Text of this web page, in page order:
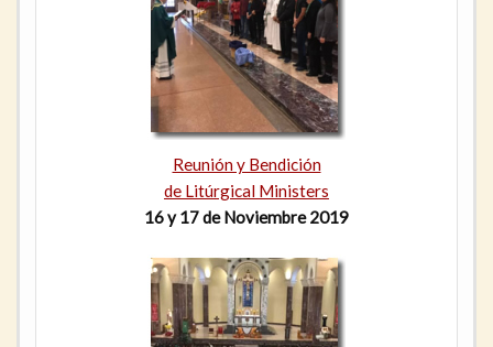
Reunión y Bendición
de Litúrgical Ministers
16 y 17 de Noviembre 2019